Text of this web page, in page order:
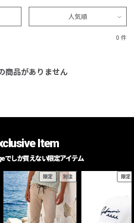
人気順
0 件
商品がありません
Item
でしか買えない限定アイテム
限定 別注 限定